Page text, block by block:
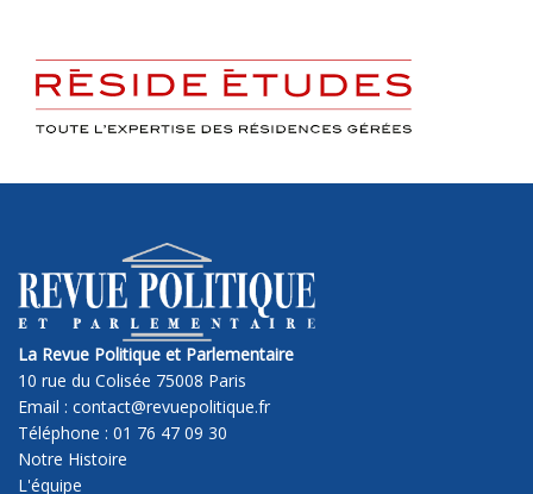
La Revue Politique et Parlementaire
10 rue du Colisée 75008 Paris
Email : contact@revuepolitique.fr
Téléphone : 01 76 47 09 30
Notre Histoire
L'équipe